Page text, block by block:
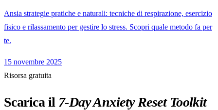
Ansia strategie pratiche e naturali: tecniche di respirazione, esercizio
fisico e rilassamento per gestire lo stress. Scopri quale metodo fa per
te.
15 novembre 2025
Risorsa gratuita
Scarica il 7-Day Anxiety Reset Toolkit